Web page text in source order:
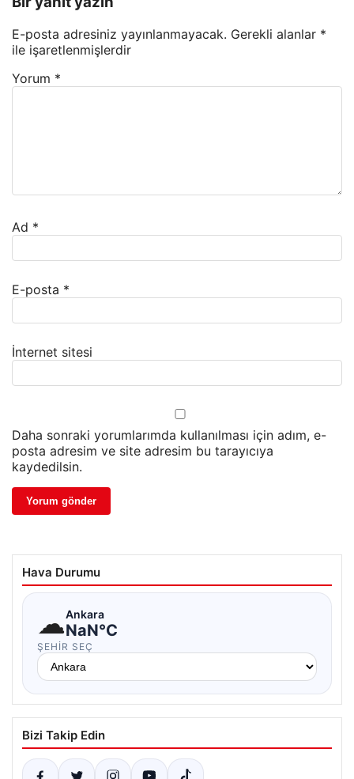
E-posta adresiniz yayınlanmayacak. Gerekli alanlar *
ile işaretlenmişlerdir
Yorum *
Ad *
E-posta *
İnternet sitesi
Daha sonraki yorumlarımda kullanılması için adım, e-
posta adresim ve site adresim bu tarayıcıya
kaydedilsin.
Hava Durumu
☁Ankara
NaN°C
ŞEHIR SEÇ
Bizi Takip Edin